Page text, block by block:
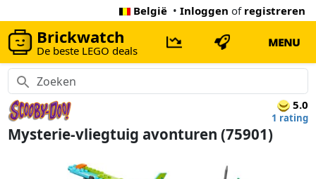
België • Inloggen of registreren
Brickwatch
De beste LEGO deals
MENU
5.0
1 rating
Mysterie-vliegtuig avonturen (75901)